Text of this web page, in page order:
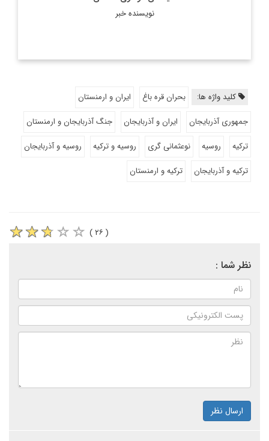
نویسنده خبر
کلید واژه ها: بحران قره باغ
ایران و ارمنستان
جمهوری آذربایجان
ایران و آذربایجان
جنگ آذربایجان و ارمنستان
ترکیه
روسیه نوعثمانی گری روسیه و ترکیه
روسیه و آذربایجان
ترکیه و آذربایجان
ترکیه و ارمنستان
( ۲۶ )
نظر شما :
ارسال نظر